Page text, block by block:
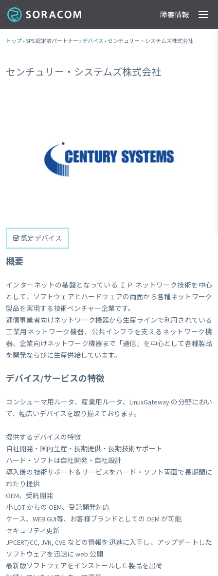
製品
事例
料金
ドキュメント
導入支援
IoTストア
最新情報 障害情報
トップ» SPS 認定済パートナー » デバイス » センチュリー・システムズ株式会社
センチュリー・システムズ株式会社
認定デバイス
概要
インターネットの基盤となっている ＩＰ ネットワーク技術を中心
として、ソフトウェアとハードウェアの両面から各種ネットワーク
製品を実現する技術ベンチャー企業です。
通信事業者向けネットワーク機器から生産ラインで利用されている
工業用ネットワーク機器、公共インフラを支えるネットワーク機
器、企業向けネットワーク機器まで「通信」を中心として各種製品
を開発ならびに生産供給しています。
デバイス/サービスの特徴
コンシューマ用ルータ、産業用ルータ、LinuxGateway の分野におい
て、幅広いデバイスを取り揃えております。
提供するデバイスの特徴
自社開発・国内生産・長期提供・長期技術サポート
ハード・ソフトは自社開発・自社設計
導入後の技術サポート＆サービスをハード・ソフト両面で長期間に
わたり提供
OEM、受託開発
小 LOT からの OEM、受託開発対応
ケース、WEB GUI等、お客様ブランドとしての OEM が可能
セキュリティ更新
JPCERT/CC, JVN, CVE などの情報を迅速に入手し、アップデートした
ソフトウェアを迅速に web 公開
最新版ソフトウェアをインストールした製品を出荷